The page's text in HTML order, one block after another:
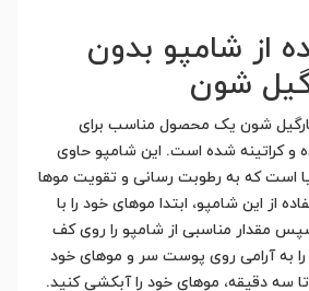
از شامپو بدون
شون
شون یک محصول مناسب برای
کراتینه شده است. این شامپو حاوی
است که به رطوبت رسانی و تقویت موها
از این شامپو، ابتدا موهای خود را با
مقدار مناسبی از شامپو را روی کف
به آرامی روی پوست سر و موهای خود
سه دقیقه، موهای خود را آبکشی کنید.